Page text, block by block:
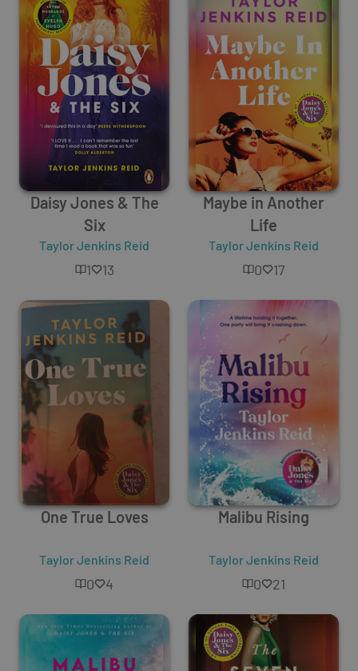
Daisy Jones & The
Six
Taylor Jenkins Reid
1 13
Maybe in Another
Life
Taylor Jenkins Reid
0 17
One True Loves
Taylor Jenkins Reid
0 4
Malibu Rising
Taylor Jenkins Reid
0 21